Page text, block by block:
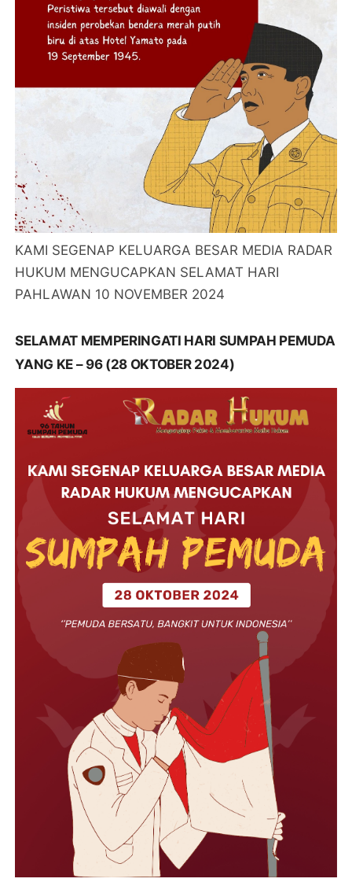
KAMI SEGENAP KELUARGA BESAR MEDIA RADAR
HUKUM MENGUCAPKAN SELAMAT HARI
PAHLAWAN 10 NOVEMBER 2024
SELAMAT MEMPERINGATI HARI SUMPAH PEMUDA
YANG KE – 96 (28 OKTOBER 2024)